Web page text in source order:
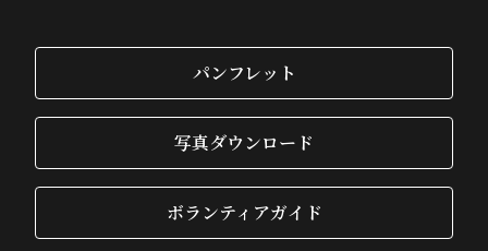
パンフレット
写真ダウンロード
ボランティアガイド